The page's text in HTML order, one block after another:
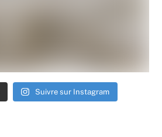
Suivre sur Instagram